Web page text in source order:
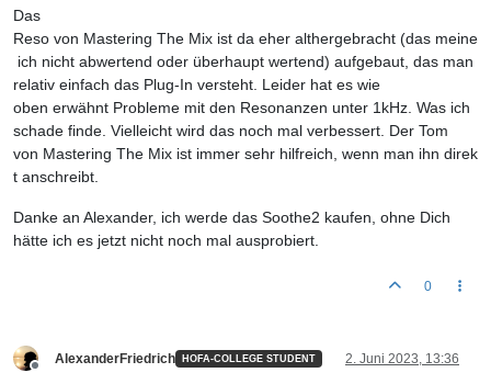
Das
Reso von Mastering The Mix ist da eher althergebracht (das meine
ich nicht abwertend oder überhaupt wertend) aufgebaut, das man
relativ einfach das Plug-In versteht. Leider hat es wie
oben erwähnt Probleme mit den Resonanzen unter 1kHz. Was ich
schade finde. Vielleicht wird das noch mal verbessert. Der Tom
von Mastering The Mix ist immer sehr hilfreich, wenn man ihn direk
t anschreibt.
Danke an Alexander, ich werde das Soothe2 kaufen, ohne Dich
hätte ich es jetzt nicht noch mal ausprobiert.
0
AlexanderFriedrich HOFA-COLLEGE STUDENT 2. Juni 2023, 13:36